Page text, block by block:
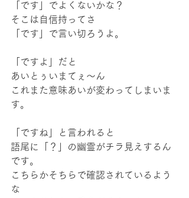
「です」でよくないかな？
そこは自信持ってさ
「です」で言い切ろうよ。
「ですよ」だと
あいとぅいまてぇ〜ん
これまた意味あいが変わってしまいま
す。
「ですね」と言われると
語尾に「？」の幽霊がチラ見えするん
です。
こちらかそちらで確認されているよう
な